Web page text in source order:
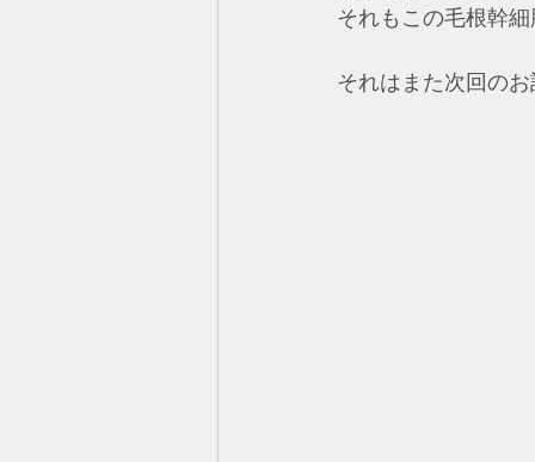
それもこの毛根幹
それはまた次回の